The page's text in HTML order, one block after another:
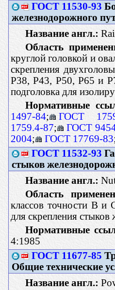
ГОСТ 11530-93
железнодорожного
Название англ.:
Область
круглой головкой и
скрепления
Р38, Р43, Р50, Р65 и
подголовка для
Нормативные
1497-84;
ГОСТ
1759.4-87;
ГОСТ
2004; ГОСТ 17769-83
ГОСТ 11532-93
стыков
Название англ.:
Область
классов точности В
для скрепления
Нормативные
4:1985
ГОСТ 11677-85
Общие технические
Название англ.: